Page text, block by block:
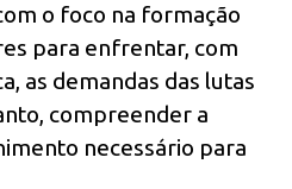
o foco na formação
para enfrentar, com
as demandas das lutas
compreender a
necessário para